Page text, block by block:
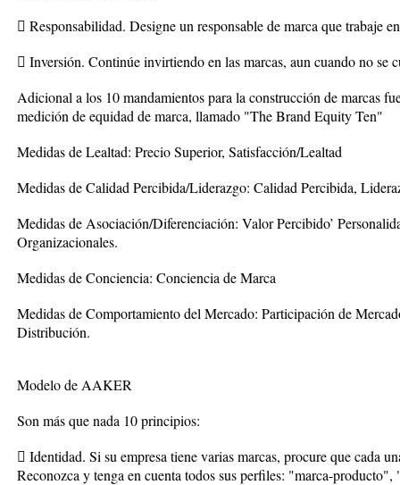
 Responsabilidad. Designe un responsable de marca que trabaje
 Inversión. Continúe invirtiendo en las marcas, aun cuando no se
Adicional a los 10 mandamientos para la construcción de marcas
medición de equidad de marca, llamado "The Brand Equity Ten"
Medidas de Lealtad: Precio Superior, Satisfacción/Lealtad
Medidas de Calidad Percibida/Liderazgo: Calidad Percibida,
Medidas de Asociación/Diferenciación: Valor Percibido’
Organizacionales.
Medidas de Conciencia: Conciencia de Marca
Medidas de Comportamiento del Mercado: Participación de
Distribución.
Modelo de AAKER
Son más que nada 10 principios:
 Identidad. Si su empresa tiene varias marcas, procure que cada
Reconozca y tenga en cuenta todos sus perfiles: "marca-